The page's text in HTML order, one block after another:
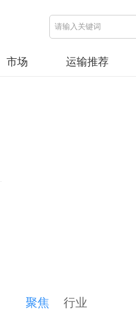
市场 运输推荐
聚焦 行业